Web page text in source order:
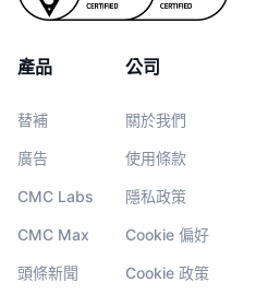
產品
替補
廣告
CMC Labs
CMC Max
頭條新聞
公司
關於我們
使用條款
隱私政策
Cookie 偏好
Cookie 政策